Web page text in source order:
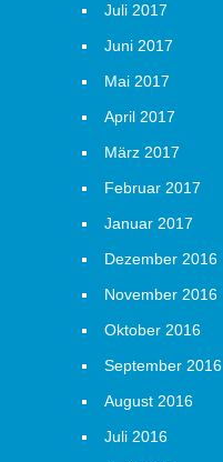
Juli 2017
Juni 2017
Mai 2017
April 2017
März 2017
Februar 2017
Januar 2017
Dezember 2016
November 2016
Oktober 2016
September 2016
August 2016
Juli 2016